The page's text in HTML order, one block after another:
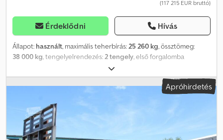
(117 215 EUR bruttó)
Érdeklődni Hívás
Állapot: használt, maximális teherbírás:25 260 kg, össztömeg:
38 000 kg, tengelyelrendezés:2 tengely, első forgalomba
, következő vizsga (TÜV):
ABS, Részlet a felszereltségből: * Rakfelület: Alacsony plató
központi tartóval, kihúzható kivitelben, hossza kb. 6 750 mm. * 5
rögzítőgyűrű (LC 10 000 daN). * 1 pár vízszintes, hátul elhelyezett
rögzítőgyűrű a rakfelületen (LC 10 000 daN). * A táplálási
vezetékek védve, a központi tartóban helyezkednek el, és az
Apróhirdetés